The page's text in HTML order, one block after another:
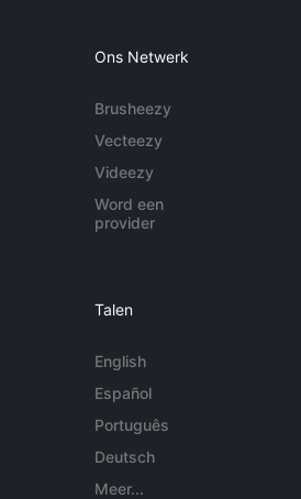
Ons Netwerk
Brusheezy
Vecteezy
Videezy
Word een
provider
Talen
English
Español
Português
Deutsch
Meer...